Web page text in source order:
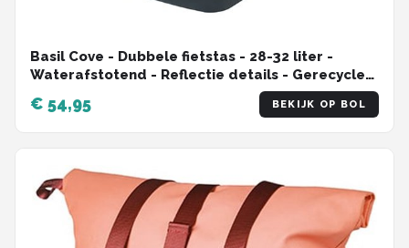
Basil Cove - Dubbele fietstas - 28-32 liter -
Waterafstotend - Reflectie details - Gerecycled
€ 54,95 BEKIJK OP BOL